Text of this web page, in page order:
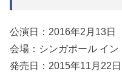
公演日：2016年2月13
会場：シンガポール イン
発売日：2015年11月22日